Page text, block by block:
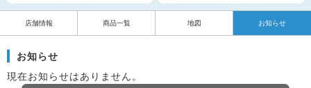
店舗情報 商品一覧 地図 お知らせ
お知らせ
現在お知らせはありません。